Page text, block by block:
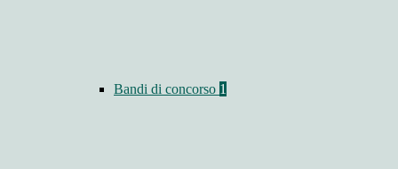
Bandi di concorso 1